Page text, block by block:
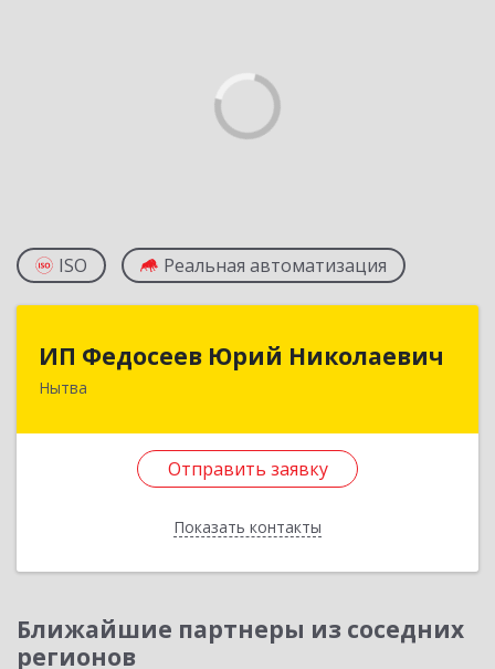
ISO Реальная автоматизация
ИП Федосеев Юрий Николаевич
Нытва
Отправить заявку
Показать контакты
ИП Федосеев Юрий Николаевич
Отправить заявку
Назад
Ближайшие партнеры из соседних
регионов